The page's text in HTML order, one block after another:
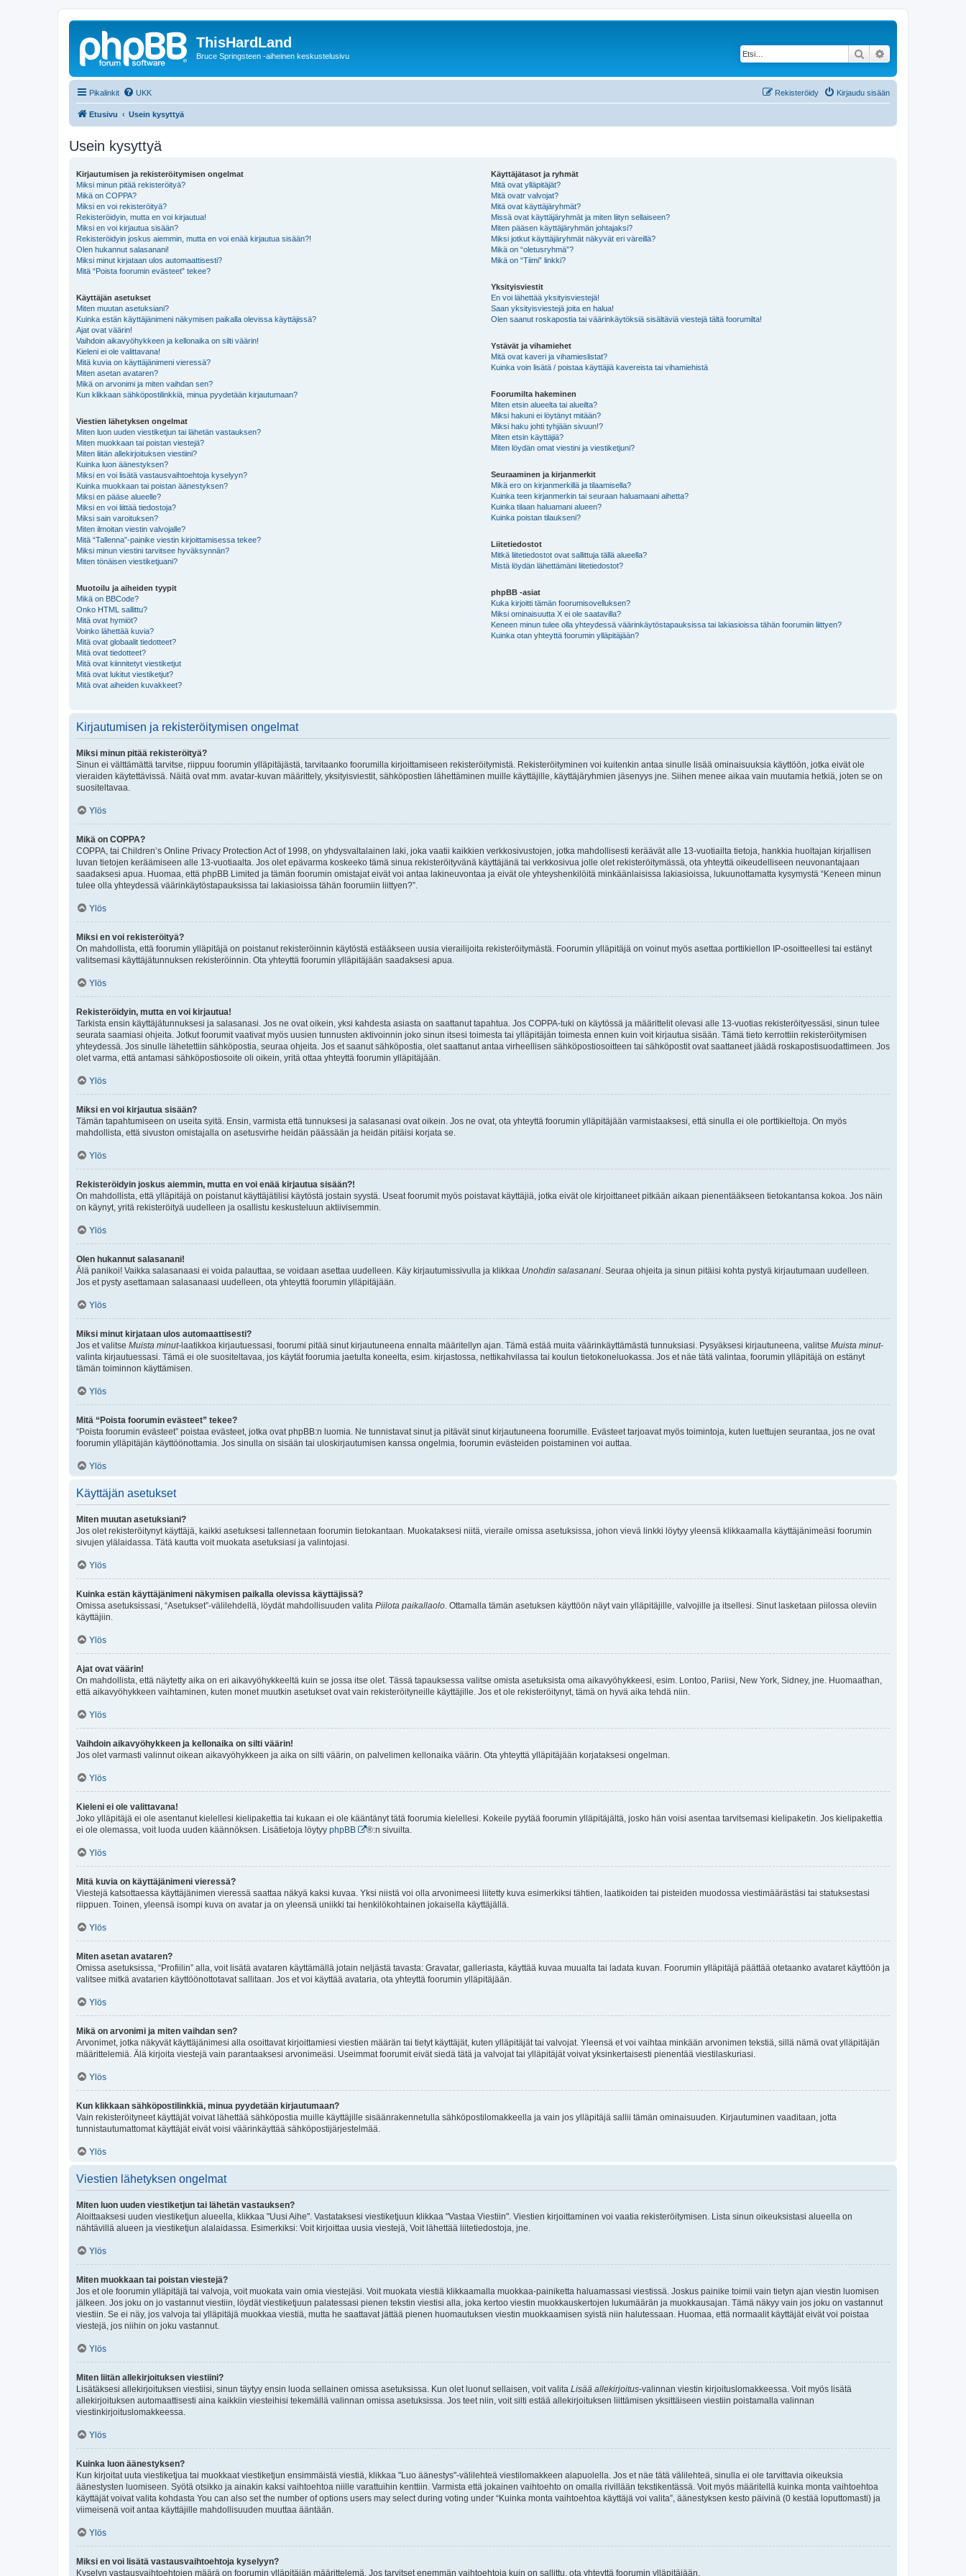
ThisHardLand
Bruce Springsteen -aiheinen keskustelusivu Etsi
Pikalinkit UKK Kirjaudu sisään
Rekisteröidy
Etusivu Usein kysyttyä
Usein kysyttyä
Kirjautumisen ja rekisteröitymisen ongelmat
Miksi minun pitää rekisteröityä?
Mikä on COPPA?
Miksi en voi rekisteröityä?
Rekisteröidyin, mutta en voi kirjautua!
Miksi en voi kirjautua sisään?
Rekisteröidyin joskus aiemmin, mutta en voi enää kirjautua sisään?!
Olen hukannut salasanani!
Miksi minut kirjataan ulos automaattisesti?
Mitä “Poista foorumin evästeet” tekee?
Käyttäjän asetukset
Miten muutan asetuksiani?
Kuinka estän käyttäjänimeni näkymisen paikalla olevissa käyttäjissä?
Ajat ovat väärin!
Vaihdoin aikavyöhykkeen ja kellonaika on silti väärin!
Kieleni ei ole valittavana!
Mitä kuvia on käyttäjänimeni vieressä?
Miten asetan avataren?
Mikä on arvonimi ja miten vaihdan sen?
Kun klikkaan sähköpostilinkkiä, minua pyydetään kirjautumaan?
Viestien lähetyksen ongelmat
Miten luon uuden viestiketjun tai lähetän vastauksen?
Miten muokkaan tai poistan viestejä?
Miten liitän allekirjoituksen viestiini?
Kuinka luon äänestyksen?
Miksi en voi lisätä vastausvaihtoehtoja kyselyyn?
Kuinka muokkaan tai poistan äänestyksen?
Miksi en pääse alueelle?
Miksi en voi liittää tiedostoja?
Miksi sain varoituksen?
Miten ilmoitan viestin valvojalle?
Mitä “Tallenna”-painike viestin kirjoittamisessa tekee?
Miksi minun viestini tarvitsee hyväksynnän?
Miten tönäisen viestiketjuani?
Muotoilu ja aiheiden tyypit
Mikä on BBCode?
Onko HTML sallittu?
Mitä ovat hymiöt?
Voinko lähettää kuvia?
Mitä ovat globaalit tiedotteet?
Mitä ovat tiedotteet?
Mitä ovat kiinnitetyt viestiketjut
Mitä ovat lukitut viestiketjut?
Mitä ovat aiheiden kuvakkeet?
Käyttäjätasot ja ryhmät
Mitä ovat ylläpitäjät?
Mitä ovatr valvojat?
Mitä ovat käyttäjäryhmät?
Missä ovat käyttäjäryhmät ja miten liityn sellaiseen?
Miten pääsen käyttäjäryhmän johtajaksi?
Miksi jotkut käyttäjäryhmät näkyvät eri väreillä?
Mikä on “oletusryhmä”?
Mikä on “Tiimi” linkki?
Yksityisviestit
En voi lähettää yksityisviestejä!
Saan yksityisviestejä joita en halua!
Olen saanut roskapostia tai väärinkäytöksiä sisältäviä viestejä tältä foorumilta!
Ystävät ja vihamiehet
Mitä ovat kaveri ja vihamieslistat?
Kuinka voin lisätä / poistaa käyttäjiä kavereista tai vihamiehistä
Foorumilta hakeminen
Miten etsin alueelta tai alueilta?
Miksi hakuni ei löytänyt mitään?
Miksi haku johti tyhjään sivuun!?
Miten etsin käyttäjiä?
Miten löydän omat viestini ja viestiketjuni?
Seuraaminen ja kirjanmerkit
Mikä ero on kirjanmerkillä ja tilaamisella?
Kuinka teen kirjanmerkin tai seuraan haluamaani aihetta?
Kuinka tilaan haluamani alueen?
Kuinka poistan tilaukseni?
Liitetiedostot
Mitkä liitetiedostot ovat sallittuja tällä alueella?
Mistä löydän lähettämäni liitetiedostot?
phpBB -asiat
Kuka kirjoitti tämän foorumisovelluksen?
Miksi ominaisuutta X ei ole saatavilla?
Keneen minun tulee olla yhteydessä väärinkäytöstapauksissa tai lakiasioissa tähän foorumiin liittyen?
Kuinka otan yhteyttä foorumin ylläpitäjään?
Kirjautumisen ja rekisteröitymisen ongelmat
Miksi minun pitää rekisteröityä?
Sinun ei välttämättä tarvitse, riippuu foorumin ylläpitäjästä, tarvitaanko foorumilla kirjoittamiseen rekisteröitymistä. Rekisteröityminen voi kuitenkin antaa sinulle lisää ominaisuuksia käyttöön, jotka eivät ole
vieraiden käytettävissä. Näitä ovat mm. avatar-kuvan määrittely, yksityisviestit, sähköpostien lähettäminen muille käyttäjille, käyttäjäryhmien jäsenyys jne. Siihen menee aikaa vain muutamia hetkiä, joten se on
suositeltavaa.
Ylös
Mikä on COPPA?
COPPA, tai Children’s Online Privacy Protection Act of 1998, on yhdysvaltalainen laki, joka vaatii kaikkien verkkosivustojen, jotka mahdollisesti keräävät alle 13-vuotiailta tietoja, hankkia huoltajan kirjallisen
luvan tietojen keräämiseen alle 13-vuotiaalta. Jos olet epävarma koskeeko tämä sinua rekisteröityvänä käyttäjänä tai verkkosivua jolle olet rekisteröitymässä, ota yhteyttä oikeudelliseen neuvonantajaan
saadaksesi apua. Huomaa, että phpBB Limited ja tämän foorumin omistajat eivät voi antaa lakineuvontaa ja eivät ole yhteyshenkilöitä minkäänlaisissa lakiasioissa, lukuunottamatta kysymystä “Keneen minun
tulee olla yhteydessä väärinkäytöstapauksissa tai lakiasioissa tähän foorumiin liittyen?”.
Ylös
Miksi en voi rekisteröityä?
On mahdollista, että foorumin ylläpitäjä on poistanut rekisteröinnin käytöstä estääkseen uusia vierailijoita rekisteröitymästä. Foorumin ylläpitäjä on voinut myös asettaa porttikiellon IP-osoitteellesi tai estänyt
valitsemasi käyttäjätunnuksen rekisteröinnin. Ota yhteyttä foorumin ylläpitäjään saadaksesi apua.
Ylös
Rekisteröidyin, mutta en voi kirjautua!
Tarkista ensin käyttäjätunnuksesi ja salasanasi. Jos ne ovat oikein, yksi kahdesta asiasta on saattanut tapahtua. Jos COPPA-tuki on käytössä ja määrittelit olevasi alle 13-vuotias rekisteröityessäsi, sinun tulee
seurata saamiasi ohjeita. Jotkut foorumit vaativat myös uusien tunnusten aktivoinnin joko sinun itsesi toimesta tai ylläpitäjän toimesta ennen kuin voit kirjautua sisään. Tämä tieto kerrottiin rekisteröitymisen
yhteydessä. Jos sinulle lähetettiin sähköpostia, seuraa ohjeita. Jos et saanut sähköpostia, olet saattanut antaa virheellisen sähköpostiosoitteen tai sähköpostit ovat saattaneet jäädä roskapostisuodattimeen. Jos
olet varma, että antamasi sähköpostiosoite oli oikein, yritä ottaa yhteyttä foorumin ylläpitäjään.
Ylös
Miksi en voi kirjautua sisään?
Tämän tapahtumiseen on useita syitä. Ensin, varmista että tunnuksesi ja salasanasi ovat oikein. Jos ne ovat, ota yhteyttä foorumin ylläpitäjään varmistaaksesi, että sinulla ei ole porttikieltoja. On myös
mahdollista, että sivuston omistajalla on asetusvirhe heidän päässään ja heidän pitäisi korjata se.
Ylös
Rekisteröidyin joskus aiemmin, mutta en voi enää kirjautua sisään?!
On mahdollista, että ylläpitäjä on poistanut käyttäjätilisi käytöstä jostain syystä. Useat foorumit myös poistavat käyttäjiä, jotka eivät ole kirjoittaneet pitkään aikaan pienentääkseen tietokantansa kokoa. Jos näin
on käynyt, yritä rekisteröityä uudelleen ja osallistu keskusteluun aktiivisemmin.
Ylös
Olen hukannut salasanani!
Älä panikoi! Vaikka salasanaasi ei voida palauttaa, se voidaan asettaa uudelleen. Käy kirjautumissivulla ja klikkaa Unohdin salasanani . Seuraa ohjeita ja sinun pitäisi kohta pystyä kirjautumaan uudelleen.
Jos et pysty asettamaan salasanaasi uudelleen, ota yhteyttä foorumin ylläpitäjään.
Ylös
Miksi minut kirjataan ulos automaattisesti?
Jos et valitse Muista minut-laatikkoa kirjautuessasi, foorumi pitää sinut kirjautuneena ennalta määritellyn ajan. Tämä estää muita väärinkäyttämästä tunnuksiasi. Pysyäksesi kirjautuneena, valitse Muista minut-
valinta kirjautuessasi. Tämä ei ole suositeltavaa, jos käytät foorumia jaetulta koneelta, esim. kirjastossa, nettikahvilassa tai koulun tietokoneluokassa. Jos et näe tätä valintaa, foorumin ylläpitäjä on estänyt
tämän toiminnon käyttämisen.
Ylös
Mitä “Poista foorumin evästeet” tekee?
“Poista foorumin evästeet” poistaa evästeet, jotka ovat phpBB:n luomia. Ne tunnistavat sinut ja pitävät sinut kirjautuneena foorumille. Evästeet tarjoavat myös toimintoja, kuten luettujen seurantaa, jos ne ovat
foorumin ylläpitäjän käyttöönottamia. Jos sinulla on sisään tai uloskirjautumisen kanssa ongelmia, foorumin evästeiden poistaminen voi auttaa.
Ylös
Käyttäjän asetukset
Miten muutan asetuksiani?
Jos olet rekisteröitynyt käyttäjä, kaikki asetuksesi tallennetaan foorumin tietokantaan. Muokataksesi niitä, vieraile omissa asetuksissa, johon vievä linkki löytyy yleensä klikkaamalla käyttäjänimeäsi foorumin
sivujen ylälaidassa. Tätä kautta voit muokata asetuksiasi ja valintojasi.
Ylös
Kuinka estän käyttäjänimeni näkymisen paikalla olevissa käyttäjissä?
Omissa asetuksissasi, “Asetukset”-välilehdellä, löydät mahdollisuuden valita Piilota paikallaolo . Ottamalla tämän asetuksen käyttöön näyt vain ylläpitäjille, valvojille ja itsellesi. Sinut lasketaan piilossa oleviin
käyttäjiin.
Ylös
Ajat ovat väärin!
On mahdollista, että näytetty aika on eri aikavyöhykkeeltä kuin se jossa itse olet. Tässä tapauksessa valitse omista asetuksista oma aikavyöhykkeesi, esim. Lontoo, Pariisi, New York, Sidney, jne. Huomaathan,
että aikavyöhykkeen vaihtaminen, kuten monet muutkin asetukset ovat vain rekisteröityneille käyttäjille. Jos et ole rekisteröitynyt, tämä on hyvä aika tehdä niin.
Ylös
Vaihdoin aikavyöhykkeen ja kellonaika on silti väärin!
Jos olet varmasti valinnut oikean aikavyöhykkeen ja aika on silti väärin, on palvelimen kellonaika väärin. Ota yhteyttä ylläpitäjään korjataksesi ongelman.
Ylös
Kieleni ei ole valittavana!
Joko ylläpitäjä ei ole asentanut kielellesi kielipakettia tai kukaan ei ole kääntänyt tätä foorumia kielellesi. Kokeile pyytää foorumin ylläpitäjältä, josko hän voisi asentaa tarvitsemasi kielipaketin. Jos kielipakettia
ei ole olemassa, voit luoda uuden käännöksen. Lisätietoja löytyy phpBB ®:n sivuilta.
Ylös
Mitä kuvia on käyttäjänimeni vieressä?
Viestejä katsottaessa käyttäjänimen vieressä saattaa näkyä kaksi kuvaa. Yksi niistä voi olla arvonimeesi liitetty kuva esimerkiksi tähtien, laatikoiden tai pisteiden muodossa viestimäärästäsi tai statuksestasi
riippuen. Toinen, yleensä isompi kuva on avatar ja on yleensä uniikki tai henkilökohtainen jokaisella käyttäjällä.
Ylös
Miten asetan avataren?
Omissa asetuksissa, “Profiilin” alla, voit lisätä avataren käyttämällä jotain neljästä tavasta: Gravatar, galleriasta, käyttää kuvaa muualta tai ladata kuvan. Foorumin ylläpitäjä päättää otetaanko avataret käyttöön ja
valitsee mitkä avatarien käyttöönottotavat sallitaan. Jos et voi käyttää avataria, ota yhteyttä foorumin ylläpitäjään.
Ylös
Mikä on arvonimi ja miten vaihdan sen?
Arvonimet, jotka näkyvät käyttäjänimesi alla osoittavat kirjoittamiesi viestien määrän tai tietyt käyttäjät, kuten ylläpitäjät tai valvojat. Yleensä et voi vaihtaa minkään arvonimen tekstiä, sillä nämä ovat ylläpitäjän
määrittelemiä. Älä kirjoita viestejä vain parantaaksesi arvonimeäsi. Useimmat foorumit eivät siedä tätä ja valvojat tai ylläpitäjät voivat yksinkertaisesti pienentää viestilaskuriasi.
Ylös
Kun klikkaan sähköpostilinkkiä, minua pyydetään kirjautumaan?
Vain rekisteröityneet käyttäjät voivat lähettää sähköpostia muille käyttäjille sisäänrakennetulla sähköpostilomakkeella ja vain jos ylläpitäjä sallii tämän ominaisuuden. Kirjautuminen vaaditaan, jotta
tunnistautumattomat käyttäjät eivät voisi väärinkäyttää sähköpostijärjestelmää.
Ylös
Viestien lähetyksen ongelmat
Miten luon uuden viestiketjun tai lähetän vastauksen?
Aloittaaksesi uuden viestiketjun alueella, klikkaa "Uusi Aihe". Vastataksesi viestiketjuun klikkaa "Vastaa Viestiin". Viestien kirjoittaminen voi vaatia rekisteröitymisen. Lista sinun oikeuksistasi alueella on
nähtävillä alueen ja viestiketjun alalaidassa. Esimerkiksi: Voit kirjoittaa uusia viestejä, Voit lähettää liitetiedostoja, jne.
Ylös
Miten muokkaan tai poistan viestejä?
Jos et ole foorumin ylläpitäjä tai valvoja, voit muokata vain omia viestejäsi. Voit muokata viestiä klikkaamalla muokkaa-painiketta haluamassasi viestissä. Joskus painike toimii vain tietyn ajan viestin luomisen
jälkeen. Jos joku on jo vastannut viestiin, löydät viestiketjuun palatessasi pienen tekstin viestisi alla, joka kertoo viestin muokkauskertojen lukumäärän ja muokkausajan. Tämä näkyy vain jos joku on vastannut
viestiin. Se ei näy, jos valvoja tai ylläpitäjä muokkaa viestiä, mutta he saattavat jättää pienen huomautuksen viestin muokkaamisen syistä niin halutessaan. Huomaa, että normaalit käyttäjät eivät voi poistaa
viestejä, jos niihin on joku vastannut.
Ylös
Miten liitän allekirjoituksen viestiini?
Lisätäksesi allekirjoituksen viestiisi, sinun täytyy ensin luoda sellainen omissa asetuksissa. Kun olet luonut sellaisen, voit valita Lisää allekirjoitus-valinnan viestin kirjoituslomakkeessa. Voit myös lisätä
allekirjoituksen automaattisesti aina kaikkiin viesteihisi tekemällä valinnan omissa asetuksissa. Jos teet niin, voit silti estää allekirjoituksen liittämisen yksittäiseen viestiin poistamalla valinnan
viestinkirjoituslomakkeessa.
Ylös
Kuinka luon äänestyksen?
Kun kirjoitat uuta viestiketjua tai muokkaat viestiketjun ensimmäistä viestiä, klikkaa "Luo äänestys"-välilehteä viestilomakkeen alapuolella. Jos et näe tätä välilehteä, sinulla ei ole tarvittavia oikeuksia
äänestysten luomiseen. Syötä otsikko ja ainakin kaksi vaihtoehtoa niille varattuihin kenttiin. Varmista että jokainen vaihtoehto on omalla rivillään tekstikentässä. Voit myös määritellä kuinka monta vaihtoehtoa
käyttäjät voivat valita kohdasta You can also set the number of options users may select during voting under “Kuinka monta vaihtoehtoa käyttäjä voi valita”, äänestyksen kesto päivinä (0 kestää loputtomasti) ja
viimeisenä voit antaa käyttäjille mahdollisuuden muuttaa ääntään.
Ylös
Miksi en voi lisätä vastausvaihtoehtoja kyselyyn?
Kyselyn vastausvaihtoehtojen määrä on foorumin ylläpitäjän määrittelemä. Jos tarvitset enemmän vaihtoehtoja kuin on sallittu, ota yhteyttä foorumin ylläpitäjään.